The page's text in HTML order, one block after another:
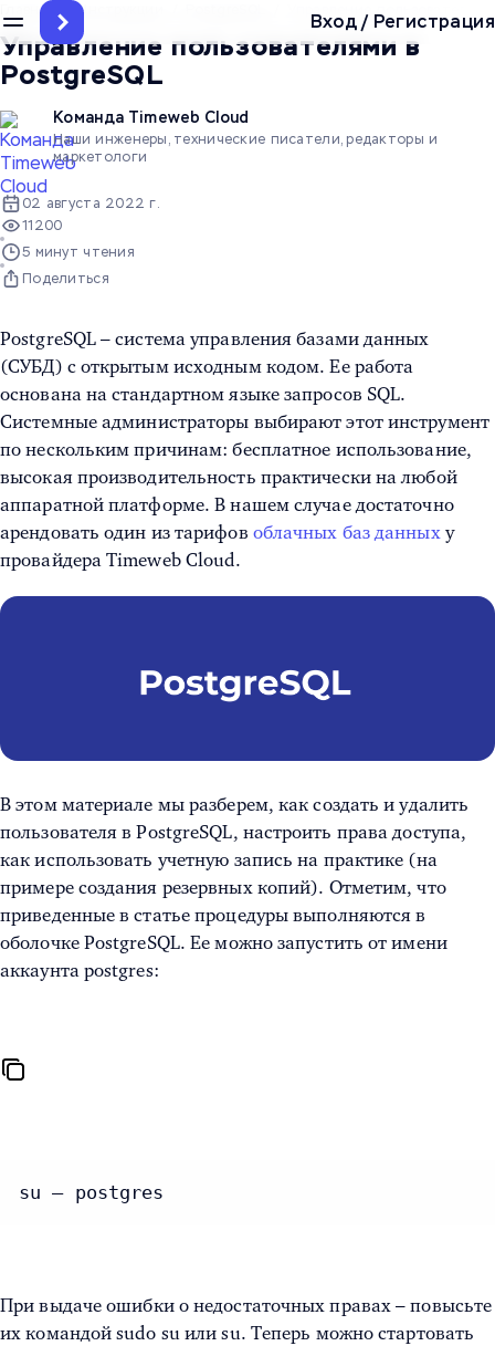
Вход/ Регистрация
Главная Инструкции
Управление пользователями в
PostgreSQL
Команда Timeweb Cloud
Наши инженеры, технические писатели, редакторы и
маркетологи
02 августа 2022 г.
11200
5 минут чтения
Поделиться
PostgreSQL – система управления базами данных
(СУБД) с открытым исходным кодом. Ее работа
основана на стандартном языке запросов SQL.
Системные администраторы выбирают этот инструмент
по нескольким причинам: бесплатное использование,
высокая производительность практически на любой
аппаратной платформе. В нашем случае достаточно
арендовать один из тарифов облачных баз данныху
провайдера Timeweb Cloud.
В этом материале мы разберем, как создать и удалить
пользователя в PostgreSQL, настроить права доступа,
как использовать учетную запись на практике (на
примере создания резервных копий). Отметим, что
приведенные в статье процедуры выполняются в
оболочке PostgreSQL. Ее можно запустить от имени
аккаунта postgres:
su – postgres
При выдаче ошибки о недостаточных правах – повысьте
их командой sudo su или su. Теперь можно стартовать